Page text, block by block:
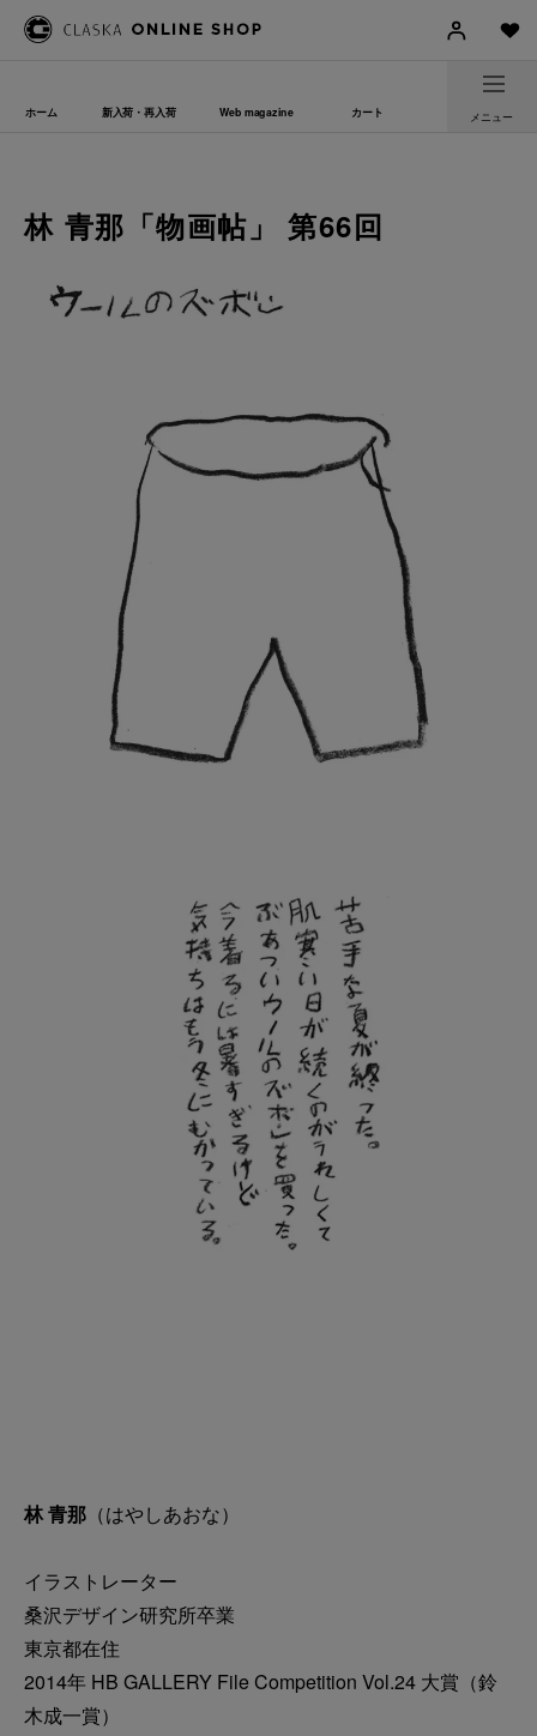
ホーム 新入荷・再入荷 Web magazine カート メニュー
林 青那「物画帖」 第66回
林 青那 （はやしあおな）
イラストレーター
桑沢デザイン研究所卒業
東京都在住
2014年 HB GALLERY File Competition Vol.24 大賞（鈴
木成一賞）